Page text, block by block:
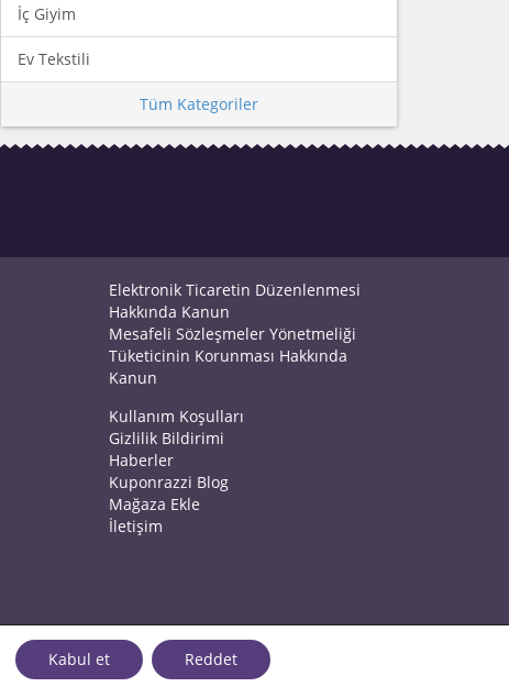
İç Giyim
Ev Tekstili
Tüm Kategoriler
Elektronik Ticaretin Düzenlenmesi
Hakkında Kanun
Mesafeli Sözleşmeler Yönetmeliği
Tüketicinin Korunması Hakkında
Kanun
Kullanım Koşulları
Gizlilik Bildirimi
Haberler
Kuponrazzi Blog
Mağaza Ekle
İletişim
Kabul et Reddet